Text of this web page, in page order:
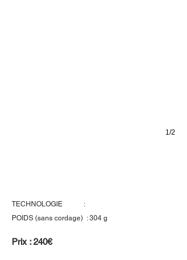
Prix : 240€
1/2
TECHNOLOGIE :
POIDS (sans cordage) : 304 g